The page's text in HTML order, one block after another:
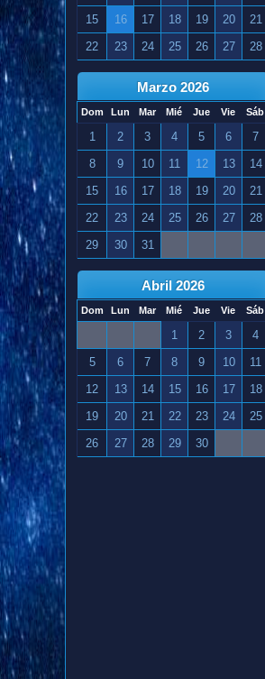
15
16 17 18 19 20
21
22
23 24 25 26 27 28
Marzo 2026
Dom Lun Mar Mié Jue Vie Sáb
1 2 3 4 5 6
7
8
9 10 11 12 13
14
15
16 17 18 19 20
21
22
23 24 25 26 27
28
29
30 31
Abril 2026
Dom Lun Mar Mié Jue Vie Sáb
1 2 3
4
5
6 7 8 9 10
11
12
13 14 15 16 17
18
19
20 21 22 23 24
25
26
27 28 29 30